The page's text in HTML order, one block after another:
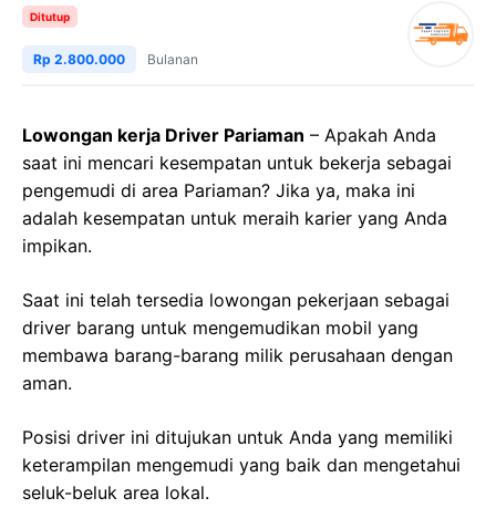
Ditutup
Rp 2.800.000 Bulanan
Lowongan kerja Driver Pariaman – Apakah Anda
saat ini mencari kesempatan untuk bekerja sebagai
pengemudi di area Pariaman? Jika ya, maka ini
adalah kesempatan untuk meraih karier yang Anda
impikan.
Saat ini telah tersedia lowongan pekerjaan sebagai
driver barang untuk mengemudikan mobil yang
membawa barang-barang milik perusahaan dengan
aman.
Posisi driver ini ditujukan untuk Anda yang memiliki
keterampilan mengemudi yang baik dan mengetahui
seluk-beluk area lokal.